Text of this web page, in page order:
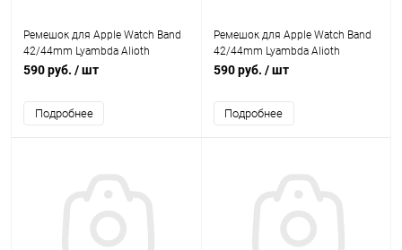
Ремешок для Apple Watch Band
42/44mm Lyambda Alioth
силиконовый черный/желтый
590 руб. / шт
Подробнее
Ремешок для Apple Watch Band
42/44mm Lyambda Alioth
силиконовый синий/белый
590 руб. / шт
Подробнее